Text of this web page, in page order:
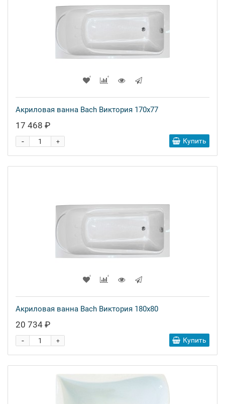
Акриловая ванна Bach Виктория 170x77
17 468 ₽
+
- Купить
Акриловая ванна Bach Виктория 180x80
20 734 ₽
+
- Купить